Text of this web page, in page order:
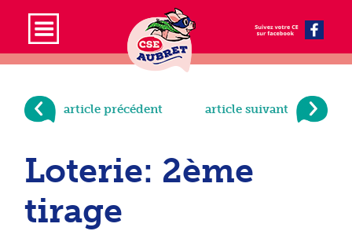
article précédent article suivant
Loterie: 2ème
tirage